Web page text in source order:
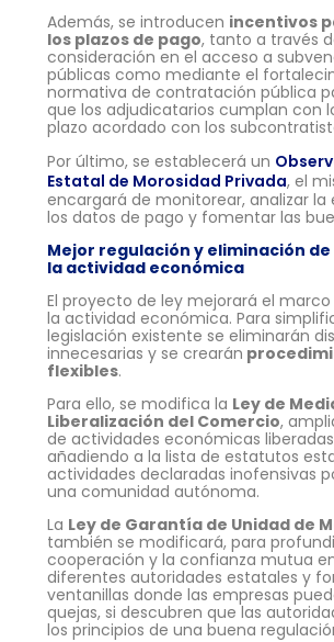
Además, se introducen incentivos
los plazos de pago, tanto a través
consideración en el acceso a
públicas como mediante el
normativa de contratación pública
que los adjudicatarios cumplan con
plazo acordado con los
Por último, se establecerá un
Estatal de Morosidad Privada, el
encargará de monitorear, analizar la
los datos de pago y fomentar las
Mejor regulación y eliminación
la actividad económica
El proyecto de ley mejorará el
la actividad económica. Para
legislación existente se eliminarán
innecesarias y se crearán
flexibles.
Para ello, se modifica la Ley de
Liberalización del Comercio,
de actividades económicas
añadiendo a la lista de estatutos
actividades declaradas inofensivas
una comunidad autónoma.
La Ley de Garantía de Unidad de
también se modificará, para
cooperación y la confianza mutua
diferentes autoridades estatales y
ventanillas donde las empresas
quejas, si descubren que las
los principios de una buena